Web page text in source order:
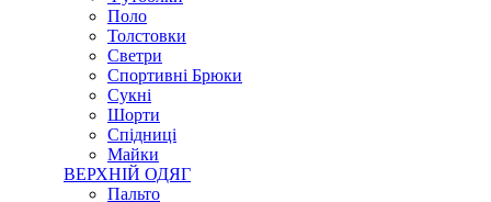
Поло
Толстовки
Светри
Спортивні Брюки
Сукні
Шорти
Спідниці
Майки
ВЕРХНІЙ ОДЯГ
Пальто